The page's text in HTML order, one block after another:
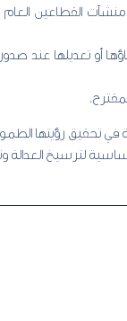
القطاعين العام
أو تعديلها عند
لترسيخ العدالة